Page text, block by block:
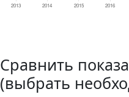
Сравнить
(выбрать